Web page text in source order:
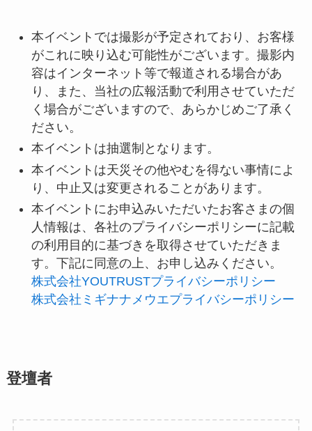
本イベントでは撮影が予定されており、お客様
がこれに映り込む可能性がございます。撮影内
容はインターネット等で報道される場合があ
り、また、当社の広報活動で利用させていただ
く場合がございますので、あらかじめご了承く
ださい。
本イベントは抽選制となります。
本イベントは天災その他やむを得ない事情によ
り、中止又は変更されることがあります。
本イベントにお申込みいただいたお客さまの個
人情報は、各社のプライバシーポリシーに記載
の利用目的に基づきを取得させていただきま
す。下記に同意の上、お申し込みください。
株式会社YOUTRUSTプライバシーポリシー
株式会社ミギナナメウエプライバシーポリシー
登壇者